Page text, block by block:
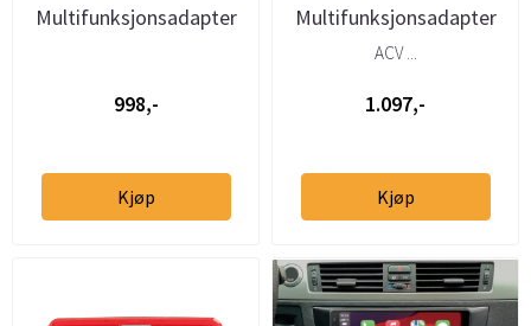
Multifunksjonsadapter
998,-
Kjøp
Multifunksjonsadapter
Mercedes-Benz (2005–)
ACV ...
1.097,-
Kjøp